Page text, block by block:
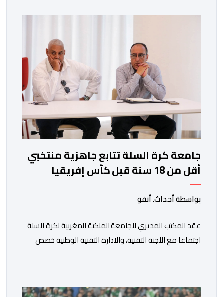
جامعة كرة السلة تتابع جاهزية منتخبي
أقل من 18 سنة قبل كأس إفريقيا
بواسطة أحداث. أنفو
عقد المكتب المديري للجامعة الملكية المغربية لكرة السلة
اجتماعا مع اللجنة التقنية، والادارة التقنية الوطنية خصص
الفترة الأخيرة. وشهد الاجتماع تقديم عرض مفصل حول